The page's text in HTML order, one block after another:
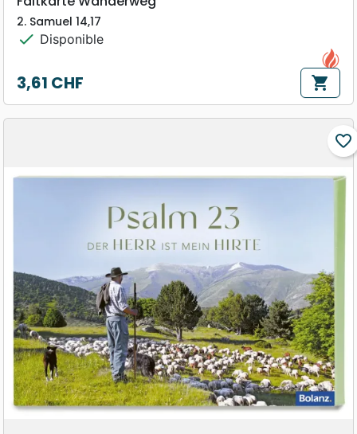
2. Samuel 14,17
check Disponible
Prix
3,61 CHF shopping_cart
favorite_border